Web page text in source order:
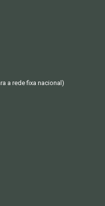
a rede fixa nacional)